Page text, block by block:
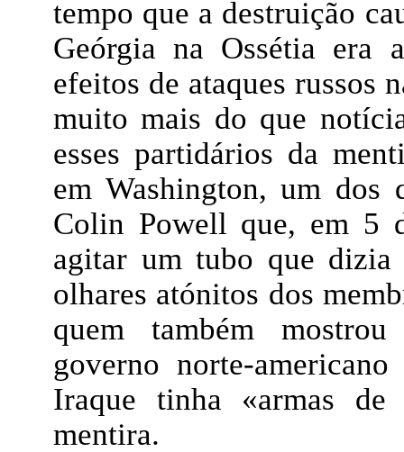
tempo que a destruição
Geórgia na Ossétia era
efeitos de ataques russos
muito mais do que
esses partidários da
em Washington, um dos
Colin Powell que, em 5
agitar um tubo que dizia
olhares atónitos dos
quem também
governo norte-
Iraque tinha «armas de
mentira.